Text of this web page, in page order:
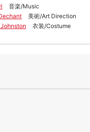
音楽/Music
美術/Art Direction
衣装/Costume